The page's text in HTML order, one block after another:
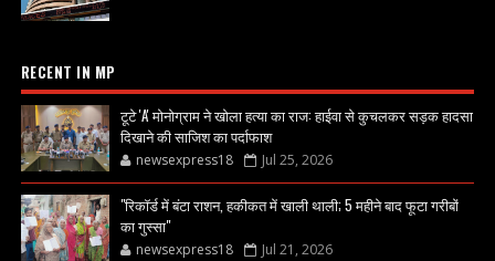
RECENT IN MP
टूटे 'A' मोनोग्राम ने खोला हत्या का राज: हाईवा से कुचलकर सड़क हादसा
दिखाने की साजिश का पर्दाफाश
newsexpress18 Jul 25, 2026
"रिकॉर्ड में बंटा राशन, हकीकत में खाली थाली; 5 महीने बाद फूटा गरीबों
का गुस्सा"
newsexpress18 Jul 21, 2026